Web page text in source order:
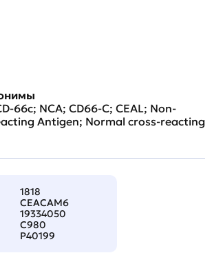
66c; NCA; CD66-C; CEAL; Non-
Antigen; Normal cross-reacting
1818
CEACAM6
19334050
C980
P40199